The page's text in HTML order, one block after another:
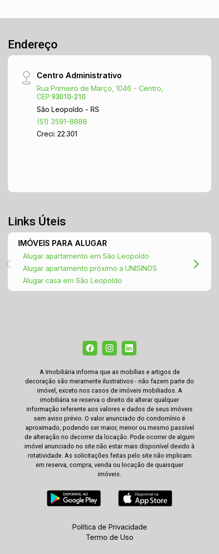
acesso ao comércio local e ao centro da cidade,
busca qualidade de vida e praticidade. Agende
sua visita e venha conhecer tudo o que este
Endereço
Centro Administrativo
Rua Primeiro de Março, 1046 - Centro,
CEP:93010-210
São Leopoldo - RS
(51) 3591-8888
Creci: 22.301
Links Úteis
IMÓVEIS PARA ALUGAR
Alugar apartamento em São Leopoldo
Alugar apartamento próximo a UNISINOS
Alugar casa em São Leopoldo
A Imobiliária informa que as mobílias e artigos de
decoração são meramente ilustrativos - não fazem parte do
imóvel, exceto nos casos de imóveis mobiliados. A
imobiliária se reserva o direito de alterar qualquer
informação referente aos valores e dados de seus imóveis
sem aviso prévio. O valor anunciado do condomínio é
aproximado, podendo ser maior, menor ou mesmo passível
de alteração no decorrer da locação. Pode ocorrer de algum
imóvel anunciado no site não estar mais disponível devido à
rotatividade. As solicitações feitas pelo site não implicam
em reserva, compra, venda ou locação de quaisquer
imóveis.
Política de Privacidade
Termo de Uso